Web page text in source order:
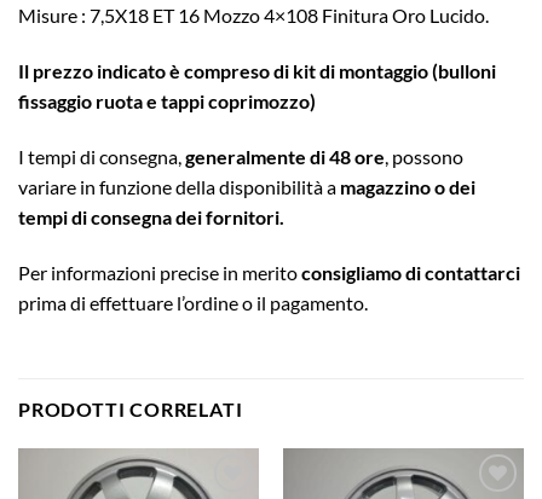
Misure : 7,5X18 ET 16 Mozzo 4×108 Finitura Oro Lucido.
Il prezzo indicato è compreso di kit di montaggio (bulloni
fissaggio ruota e tappi coprimozzo)
I tempi di consegna, generalmente di 48 ore , possono
variare in funzione della disponibilità a magazzino o dei
tempi di consegna dei fornitori.
Per informazioni precise in meritoconsigliamo di contattarci
prima di effettuare l’ordine o il pagamento.
PRODOTTI CORRELATI